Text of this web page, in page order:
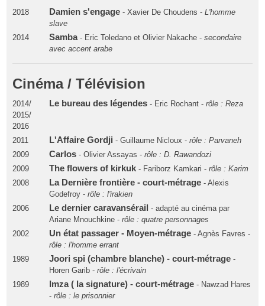
2018 Damien s'engage- Xavier De Choudens - L'homme
slave
2014
Samba- Eric Toledano et Olivier Nakache - secondaire
avec accent arabe
Cinéma / Télévision
2014/
2015/
2016
Le bureau des légendes - Eric Rochant - rôle : Reza
2011 L'Affaire Gordji - Guillaume Nicloux - rôle : Parvaneh
2009
Carlos- Olivier Assayas - rôle : D. Rawandozi
2009
The flowers of kirkuk - Fariborz Kamkari - rôle : Karim
2008
La Dernière frontière - court-métrage - Alexis
Godefroy - rôle : l'irakien
2006
Le dernier caravansérail - adapté au cinéma par
Ariane Mnouchkine - rôle : quatre personnages
2002
Un état passager - Moyen-métrage - Agnès Favres -
rôle : l'homme errant
1989
Joori spi (chambre blanche) - court-métrage-
Horen Garib - rôle : l'écrivain
1989
Imza ( la signature) - court-métrage- Nawzad Hares
- rôle : le prisonnier